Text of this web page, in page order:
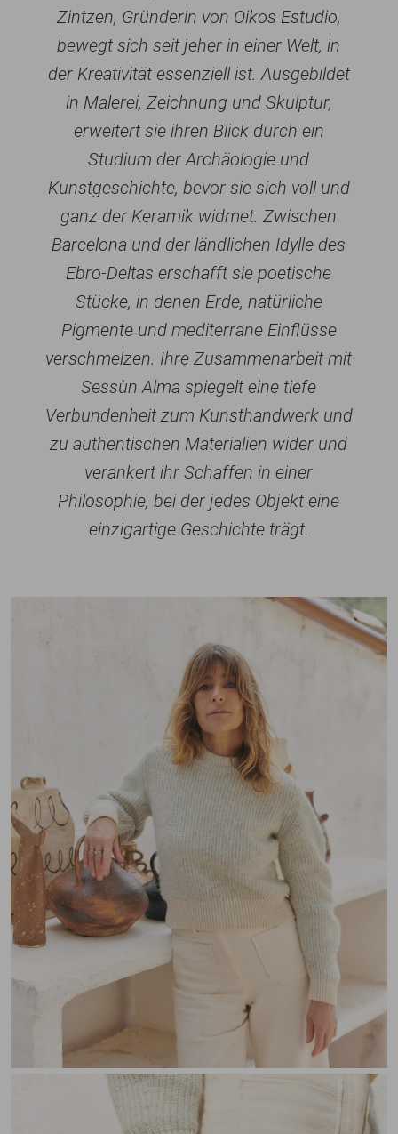
Zintzen, Gründerin von Oikos Estudio,
bewegt sich seit jeher in einer Welt, in
der Kreativität essenziell ist. Ausgebildet
in Malerei, Zeichnung und Skulptur,
erweitert sie ihren Blick durch ein
Studium der Archäologie und
Kunstgeschichte, bevor sie sich voll und
ganz der Keramik widmet. Zwischen
Barcelona und der ländlichen Idylle des
Ebro-Deltas erschafft sie poetische
Stücke, in denen Erde, natürliche
Pigmente und mediterrane Einflüsse
verschmelzen. Ihre Zusammenarbeit mit
Sessùn Alma spiegelt eine tiefe
Verbundenheit zum Kunsthandwerk und
zu authentischen Materialien wider und
verankert ihr Schaffen in einer
Philosophie, bei der jedes Objekt eine
einzigartige Geschichte trägt.